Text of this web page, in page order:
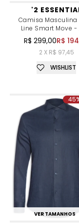
'2
Camisa Masculina
Line Smart Move -
R$ 299,00R$
2 X R$ 97,45
WISHLIST
VER TAMANHOS